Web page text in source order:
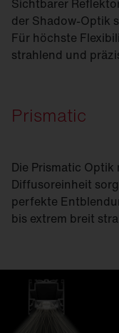
Sichtbarer
der Shadow-Optik
Für höchste
strahlend und
Prismatic
Die Prismatic
Diffusoreinheit
perfekte
bis extrem breit